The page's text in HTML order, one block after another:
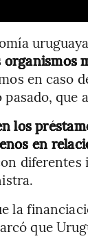
en caso
que
los
en
la
que